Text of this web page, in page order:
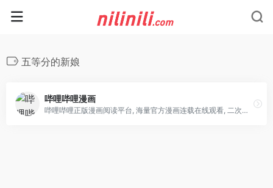
五等分的新娘
哔哩哔哩漫画
哔哩哔哩正版漫画阅读平台, 海量官方漫画连载在线观看, 二次元动漫迷的追漫神器, 热门漫画: 海贼王, 五等分的新娘, 约定的梦幻岛, 辉夜大小姐想让我告白 ~天才们的恋爱头脑战~, 关于我转生变成史莱姆这档事, 我的英雄学园, 修真聊天群, 乔乔的奇妙冒险, 斗罗大陆, 我家大师兄脑子有坑, 一拳超人, 灵能百分百, 铳梦等